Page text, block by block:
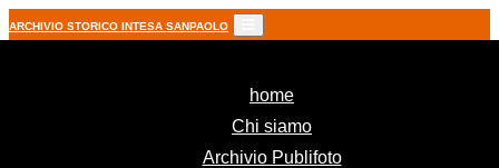
ARCHIVIO STORICO INTESA SANPAOLO
home(current)
Chi siamo
Archivio Publifoto